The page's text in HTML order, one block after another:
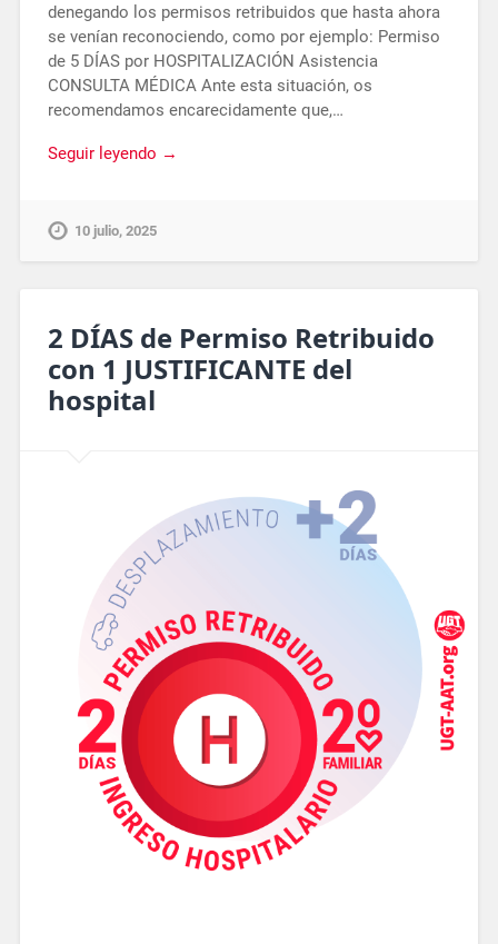
denegando los permisos retribuidos que hasta ahora
se venían reconociendo, como por ejemplo: Permiso
de 5 DÍAS por HOSPITALIZACIÓN Asistencia
CONSULTA MÉDICA Ante esta situación, os
recomendamos encarecidamente que,…
Seguir leyendo →
10 julio, 2025
2 DÍAS de Permiso Retribuido
con 1 JUSTIFICANTE del
hospital